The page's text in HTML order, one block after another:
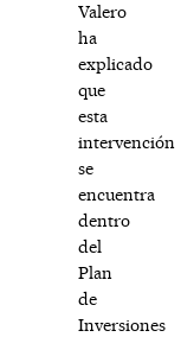
Valero
ha
explicado
que
esta
intervención
se
encuentra
dentro
del
Plan
de
Inversiones